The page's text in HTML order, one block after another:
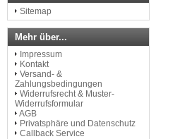
Sitemap
Mehr über...
Impressum
Kontakt
Versand- &
Zahlungsbedingungen
Widerrufsrecht & Muster-
Widerrufsformular
AGB
Privatsphäre und Datenschutz
Callback Service